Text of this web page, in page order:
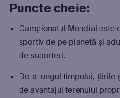
Puncte cheie:
Campionatul Mondial este
sportiv de pe planetă și
de suporteri.
De-a lungul timpului, țările
de avantajul terenului